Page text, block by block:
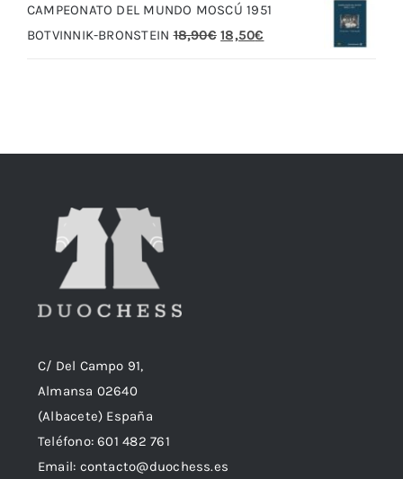
era:
20,00€.
CAMPEONATO DEL MUNDO MOSCÚ 1951
BOTVINNIK-BRONSTEIN 18,90€ El
18,50€
C/ Del Campo 91,
Almansa 02640
(Albacete) España
Teléfono:601 482 761
Email: contacto@duochess.es